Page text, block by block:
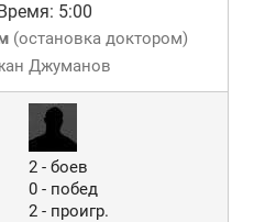
5:00
(остановка доктором)
Джуманов
2 - боев
0 - побед
2 - проигр.